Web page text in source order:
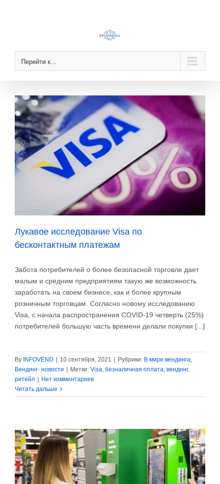
Перейти к...
Лукавое исследование Visa по
бесконтактным платежам
Забота потребителей о более безопасной торговле дает
малым и средним предприятиям такую же возможность
заработать на своем бизнесе, как и более крупным
розничным торговцам. Согласно новому исследованию
Visa, с начала распространения COVID-19 четверть (25%)
потребителей большую часть времени делали покупки [...]
By INFOVEND 10 сентября, 2021 Рубрики: В мире вендинга,
Вендинг- новости
Метки: Visa, безналичная оплата, вендинг,
ритейл
Нет комментариев
Читать дальше